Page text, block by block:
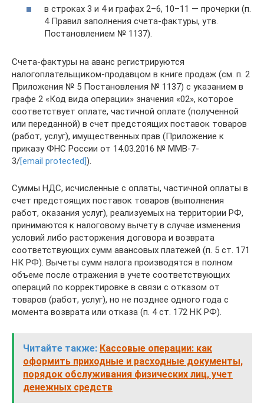
в строках 3 и 4 и графах 2–6, 10–11 — прочерки (п.
4 Правил заполнения счета-фактуры, утв.
Постановлением № 1137).
Счета-фактуры на аванс регистрируются
налогоплательщиком-продавцом в книге продаж (см. п. 2
Приложения № 5 Постановления № 1137) с указанием в
графе 2 «Код вида операции» значения «02», которое
соответствует оплате, частичной оплате (полученной
или переданной) в счет предстоящих поставок товаров
(работ, услуг), имущественных прав (Приложение к
приказу ФНС России от 14.03.2016 № ММВ-7-
3/[email protected]).
Суммы НДС, исчисленные с оплаты, частичной оплаты в
счет предстоящих поставок товаров (выполнения
работ, оказания услуг), реализуемых на территории РФ,
принимаются к налоговому вычету в случае изменения
условий либо расторжения договора и возврата
соответствующих сумм авансовых платежей (п. 5 ст. 171
НК РФ). Вычеты сумм налога производятся в полном
объеме после отражения в учете соответствующих
операций по корректировке в связи с отказом от
товаров (работ, услуг), но не позднее одного года с
момента возврата или отказа (п. 4 ст. 172 НК РФ).
Читайте также: Кассовые операции: как
оформить приходные и расходные документы,
порядок обслуживания физических лиц, учет
денежных средств